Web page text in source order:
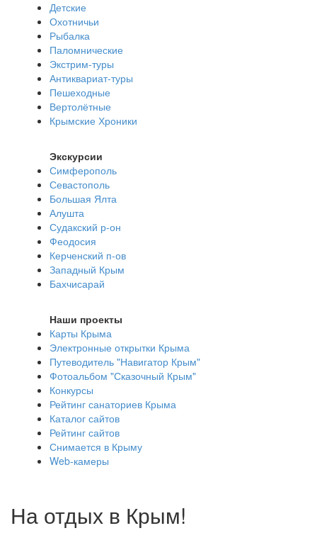
Детские
Охотничьи
Рыбалка
Паломнические
Экстрим-туры
Антиквариат-туры
Пешеходные
Вертолётные
Крымские Хроники
Экскурсии
Симферополь
Севастополь
Большая Ялта
Алушта
Судакский р-он
Феодосия
Керченский п-ов
Западный Крым
Бахчисарай
Наши проекты
Карты Крыма
Электронные открытки Крыма
Путеводитель "Навигатор Крым"
Фотоальбом "Сказочный Крым"
Конкурсы
Рейтинг санаториев Крыма
Каталог сайтов
Рейтинг сайтов
Снимается в Крыму
Web-камеры
На отдых в Крым!